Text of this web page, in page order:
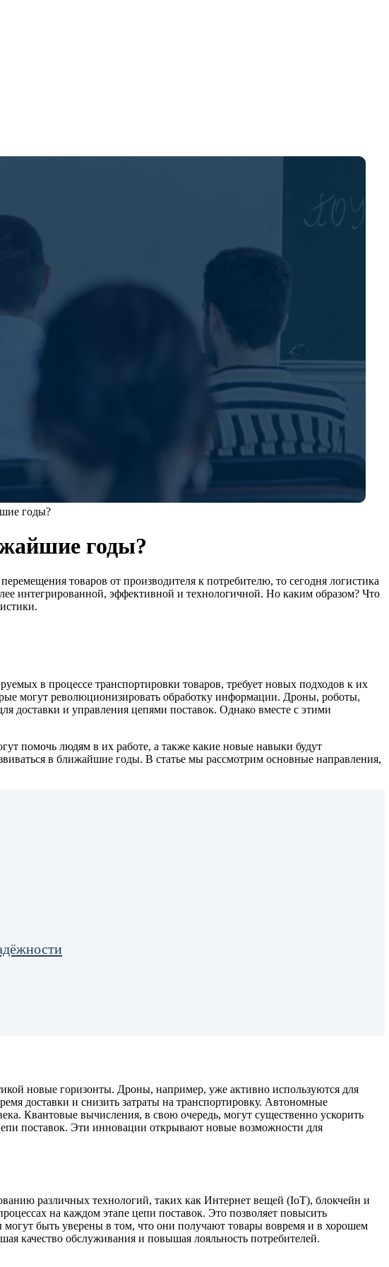
годы?
годы?
товаров от производителя к потребителю, то сегодня логистика
интегрированной, эффективной и технологичной. Но каким образом? Что
в процессе транспортировки товаров, требует новых подходов к их
могут революционизировать обработку информации. Дроны, роботы,
доставки и управления цепями поставок. Однако вместе с этими
помочь людям в их работе, а также какие новые навыки будут
в ближайшие годы. В статье мы рассмотрим основные направления,
новые горизонты. Дроны, например, уже активно используются для
доставки и снизить затраты на транспортировку. Автономные
Квантовые вычисления, в свою очередь, могут существенно ускорить
поставок. Эти инновации открывают новые возможности для
различных технологий, таких как Интернет вещей (IoT), блокчейн и
на каждом этапе цепи поставок. Это позволяет повысить
могут быть уверены в том, что они получают товары вовремя и в хорошем
качество обслуживания и повышая лояльность потребителей.